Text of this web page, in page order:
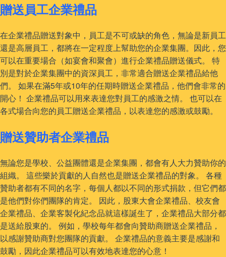
贈送員工企業禮品
在企業禮品贈送對象中，員工是不可或缺的角色，無論是新員工
還是高層員工，都將在一定程度上幫助您的企業集團。因此，您
可以在重要場合（如宴會和聚會）進行企業禮品贈送儀式。 特
別是對於企業集團中的資深員工，非常適合贈送企業禮品給他
們。 如果在滿5年或10年的任期時贈送企業禮品，他們會非常的
開心！ 企業禮品可以用來表達您對員工的感激之情。 也可以在
各式場合向您的員工贈送企業禮品，以表達您的感激或鼓勵。
贈送贊助者企業禮品
無論您是學校、公益團體還是企業集團，都會有人大力贊助你的
組織。 這些樂於貢獻的人自然也是贈送企業禮品的對象。 各種
贊助者都有不同的名字，每個人都以不同的形式捐款，但它們都
是他們對你們團隊的肯定。 因此，股東大會企業禮品、校友會
企業禮品、企業客製化紀念品就這樣誕生了，企業禮品大部分都
是送給股東的。 例如，學校每年都會向贊助商贈送企業禮品，
以感謝贊助商對您團隊的貢獻。 企業禮品的意義主要是感謝和
鼓勵，因此企業禮品可以有效地表達您的心意！